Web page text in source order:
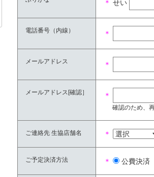
＊ せい
電話番号（内線） ＊
メールアドレス ＊
メールアドレス[確認］ ＊
確認のため、
ご連絡先 生協店舗名 ＊
ご予定決済方法 ＊ 公費決済